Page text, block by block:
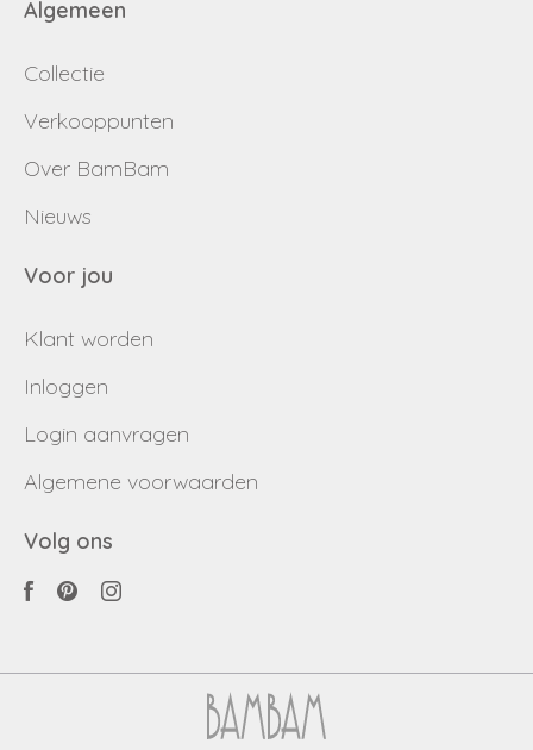
Algemeen
Collectie
Verkooppunten
Over BamBam
Nieuws
Voor jou
Klant worden
Inloggen
Login aanvragen
Algemene voorwaarden
Volg ons